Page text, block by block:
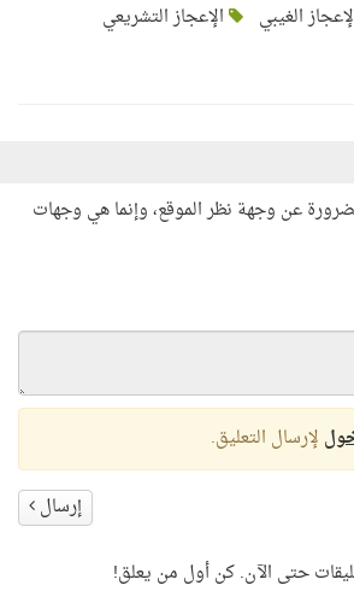
الغيبي
الإعجاز التشريعي
عن وجهة نظر الموقع، وإنما هي وجهات
لإرسال التعليق.
إرسال
حتى الآن. كن أول من يعلق!